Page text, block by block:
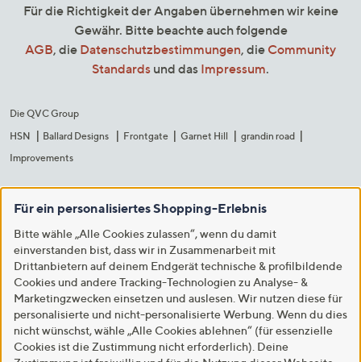
Für die Richtigkeit der Angaben übernehmen wir keine
Gewähr. Bitte beachte auch folgende
AGB, die Datenschutzbestimmungen, die Community
Standards und das Impressum.
Die QVC Group
HSN
Ballard Designs Frontgate Garnet Hill
grandin road
Improvements
Für ein personalisiertes Shopping-Erlebnis
Bitte wähle „Alle Cookies zulassen“, wenn du damit
einverstanden bist, dass wir in Zusammenarbeit mit
Drittanbietern auf deinem Endgerät technische & profilbildende
Cookies und andere Tracking-Technologien zu Analyse- &
Marketingzwecken einsetzen und auslesen. Wir nutzen diese für
personalisierte und nicht-personalisierte Werbung. Wenn du dies
nicht wünschst, wähle „Alle Cookies ablehnen“ (für essenzielle
Cookies ist die Zustimmung nicht erforderlich). Deine